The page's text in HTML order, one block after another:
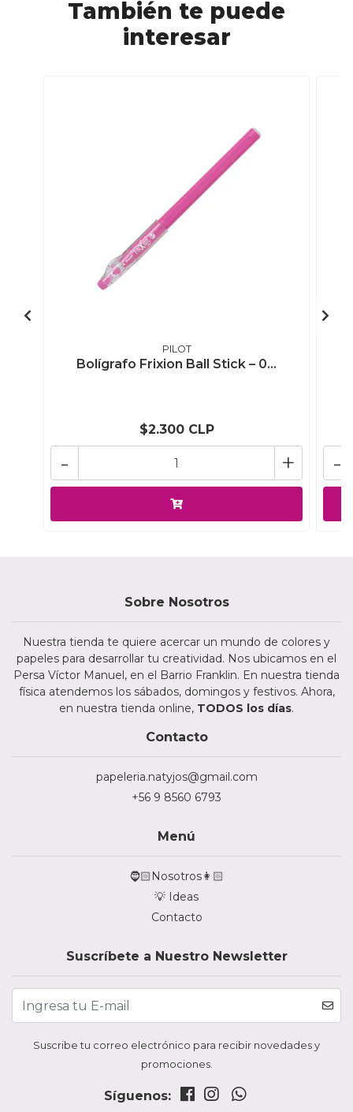
También te puede
interesar
PILOT
Bolígrafo Frixion Ball Stick – 0...
$2.300 CLP
+
- -
Sobre Nosotros
Nuestra tienda te quiere acercar un mundo de colores y
papeles para desarrollar tu creatividad. Nos ubicamos en el
Persa Víctor Manuel, en el Barrio Franklin. En nuestra tienda
física atendemos los sábados, domingos y festivos. Ahora,
en nuestra tienda online, TODOS los días.
Contacto
papeleria.natyjos@gmail.com
+56 9 8560 6793
Menú
🧔🏻Nosotros👩🏻
💡 Ideas
Contacto
Suscríbete a Nuestro Newsletter
Suscribe tu correo electrónico para recibir novedades y
promociones.
Síguenos: